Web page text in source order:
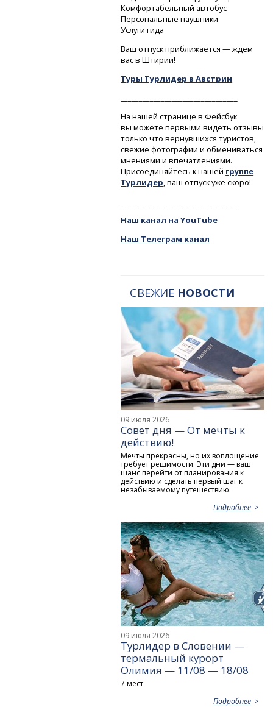
Комфортабельный автобус
Персональные наушники
Услуги гида
Ваш отпуск приближается — ждем
вас в Штирии!
Туры Турлидер в Австрии
На нашей странице в Фейсбук
вы можете первыми видеть отзывы
только что вернувшихся туристов,
свежие фотографии и обмениваться
мнениями и впечатлениями.
Присоединяйтесь к нашей группе
Турлидер, ваш отпуск уже скоро!
Наш канал на YouTube
Наш Телеграм канал
СВЕЖИЕ НОВОСТИ
09 июля 2026
Совет дня — От мечты к
действию!
Мечты прекрасны, но их воплощение
требует решимости. Эти дни — ваш
шанс перейти от планирования к
действию и сделать первый шаг к
незабываемому путешествию.
Подробнее
09 июля 2026
Турлидер в Словении —
термальный курорт
Олимия — 11/08 — 18/08
7 мест
Подробнее